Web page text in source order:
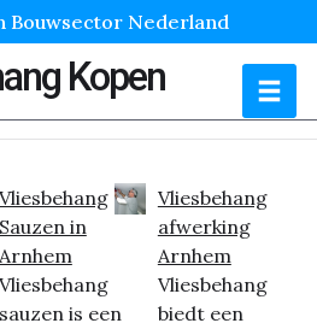
Bouwsector Nederland
Kopen
Vliesbehang
Sauzen in
Arnhem
Vliesbehang
sauzen is een
Vliesbehang
afwerking
Arnhem
Vliesbehang
biedt een